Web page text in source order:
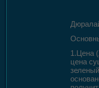
1.Цена
цена